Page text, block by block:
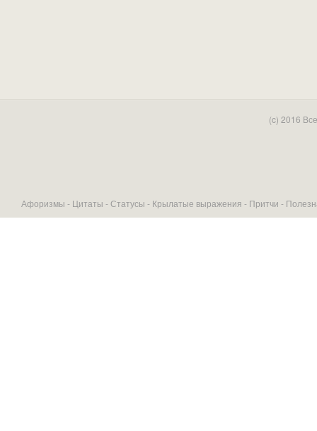
(c) 2016
Афоризмы - Цитаты -Статусы - Крылатые выражения - Притчи -